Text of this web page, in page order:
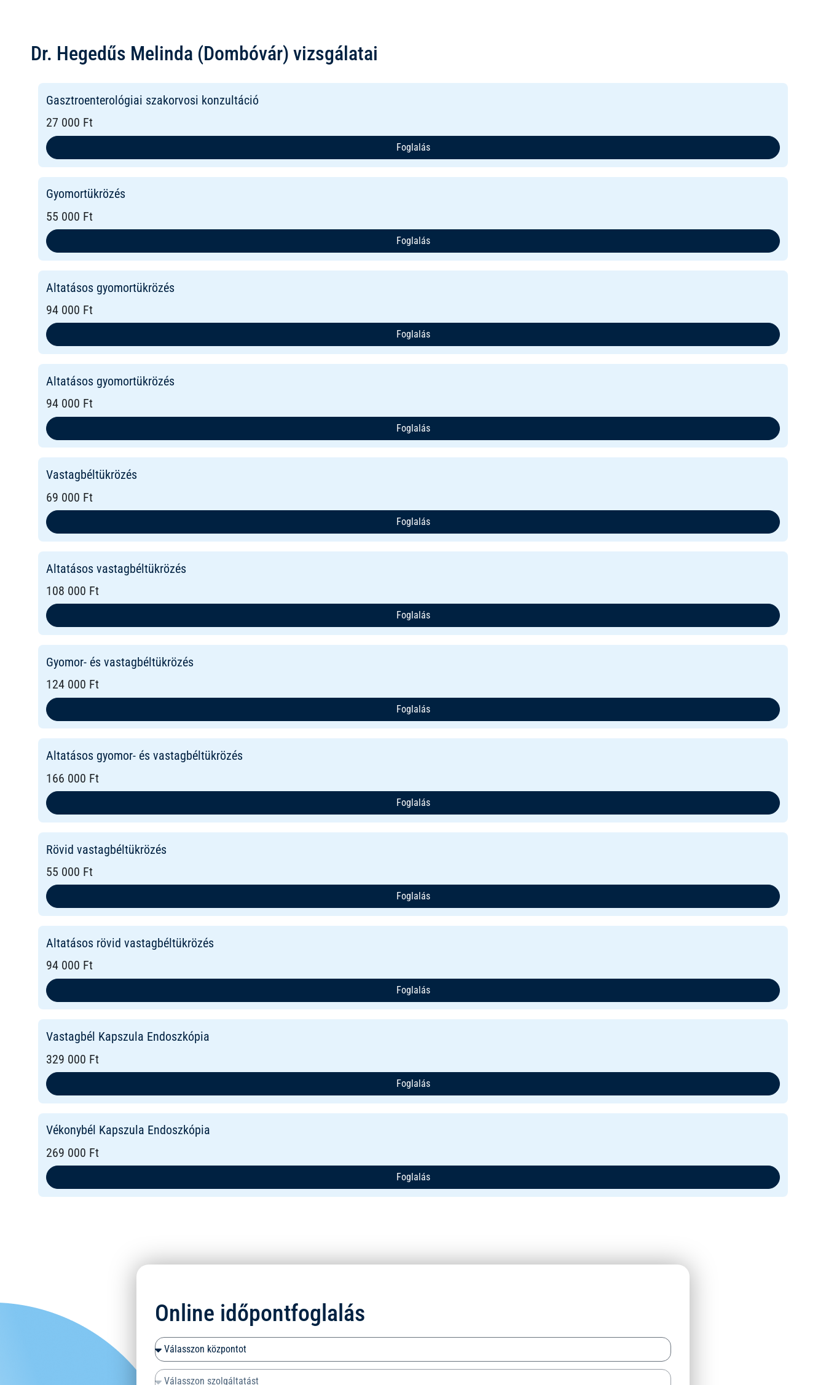
Dr. Hegedűs Melinda (Dombóvár) vizsgálatai
Gasztroenterológiai szakorvosi konzultáció
27 000 Ft
Foglalás
Gyomortükrözés
55 000 Ft
Foglalás
Altatásos gyomortükrözés
94 000 Ft
Foglalás
Altatásos gyomortükrözés
94 000 Ft
Foglalás
Vastagbéltükrözés
69 000 Ft
Foglalás
Altatásos vastagbéltükrözés
108 000 Ft
Foglalás
Gyomor- és vastagbéltükrözés
124 000 Ft
Foglalás
Altatásos gyomor- és vastagbéltükrözés
166 000 Ft
Foglalás
Rövid vastagbéltükrözés
55 000 Ft
Foglalás
Altatásos rövid vastagbéltükrözés
94 000 Ft
Foglalás
Vastagbél Kapszula Endoszkópia
329 000 Ft
Foglalás
Vékonybél Kapszula Endoszkópia
269 000 Ft
Foglalás
Online időpontfoglalás